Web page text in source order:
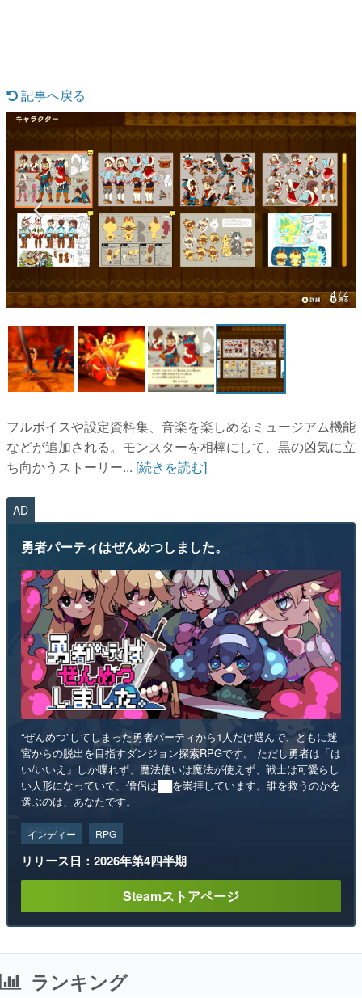
具体的な形から解き明かしていく、硬派で骨太な評論連載
です。
ゲームが変えた日本語
「経験値」「裏技」「ラスボス」… ゲームにまつわる言葉
の起源や用法の変遷を、コンピューター文化史研究家・タ
イニーP氏が徹底調査。
カテゴリ
特集記事
マンガ
女性向け
アプリレビュー
その他
電ファミニコゲーマーとは？
運営：株式会社マレ
記事へ戻る
4 / 4
フルボイスや設定資料集、音楽を楽しめるミュージアム機能
などが追加される。モンスターを相棒にして、黒の凶気に立
ち向かうストーリー... [続きを読む]
AD
勇者パーティはぜんめつしました。
“ぜんめつ”してしまった勇者パーティから1人だけ選んで、ともに迷
宮からの脱出を目指すダンジョン探索RPGです。 ただし勇者は「は
い/いいえ」しか喋れず、魔法使いは魔法が使えず、戦士は可愛らし
い人形になっていて、僧侶は██を崇拝しています。誰を救うのかを
選ぶのは、あなたです。
インディー RPG
リリース日：2026年第4四半期
Steamストアページ
ランキング